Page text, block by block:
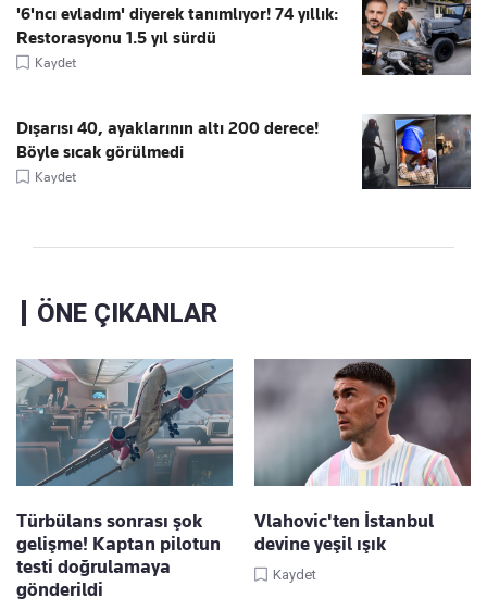
'6'ncı evladım' diyerek tanımlıyor! 74 yıllık:
Restorasyonu 1.5 yıl sürdü
Kaydet
Dışarısı 40, ayaklarının altı 200 derece!
Böyle sıcak görülmedi
Kaydet
ÖNE ÇIKANLAR
Türbülans sonrası şok
gelişme! Kaptan pilotun
testi doğrulamaya
gönderildi
Vlahovic'ten İstanbul
devine yeşil ışık
Kaydet